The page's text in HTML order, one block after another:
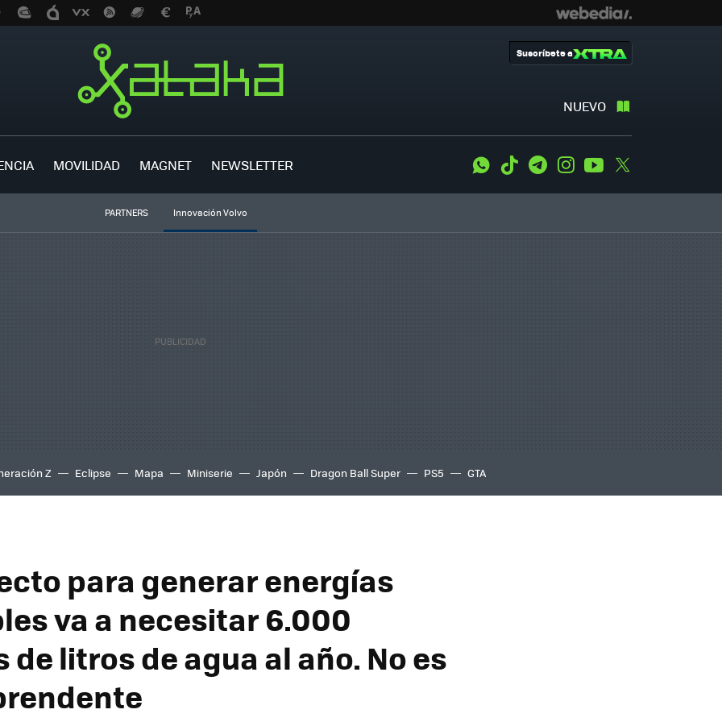
NUEVO
Suscríbete a
MOVILIDAD MAGNET NEWSLETTER WhatsApp
Tiktok TelegramInstagramYoutube
PARTNERS Innovación Volvo
Z Eclipse Mapa Miniserie Japón Dragon Ball Super PS5 GTA
para generar energías
va a necesitar 6.000
litros de agua al año. No es